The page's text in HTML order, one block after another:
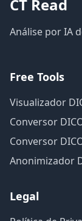
CT Read
Análise por IA
Free Tools
Visualizador
Conversor
Conversor
Anonimizador
Legal